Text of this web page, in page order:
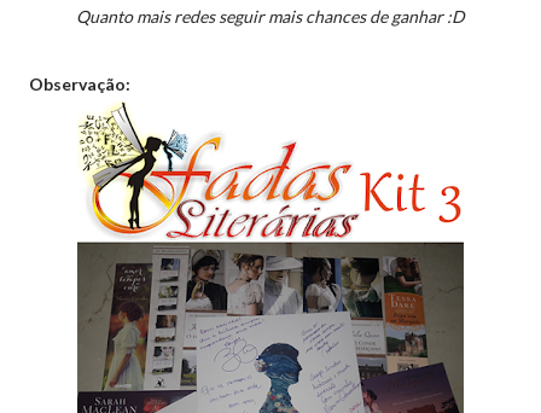
Quanto mais redes seguir mais chances de ganhar :D
Observação: